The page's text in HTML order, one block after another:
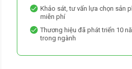
Khảo sát, tư vấn lựa chọn sản
miễn phí
Thương hiệu đã phát triển 10
trong ngành